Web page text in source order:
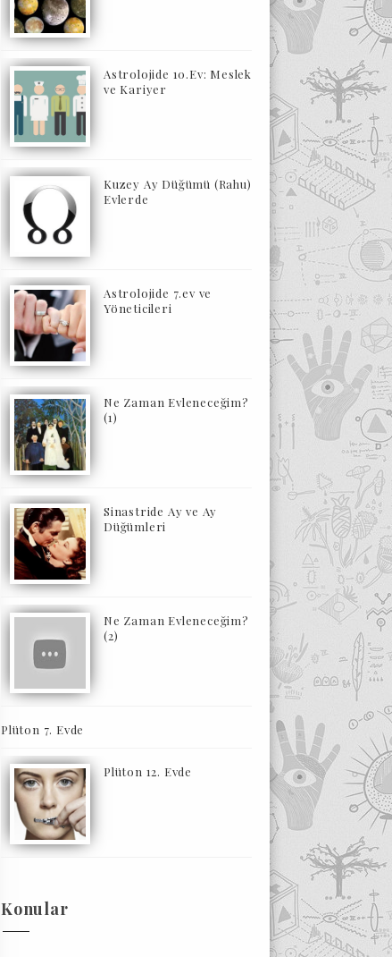
Astrolojide 10.Ev: Meslek
ve Kariyer
Kuzey Ay Düğümü (Rahu)
Evlerde
Astrolojide 7.ev ve
Yöneticileri
Ne Zaman Evleneceğim?
(1)
Sinastride Ay ve Ay
Düğümleri
Ne Zaman Evleneceğim?
(2)
Plüton 7. Evde
Plüton 12. Evde
Konular